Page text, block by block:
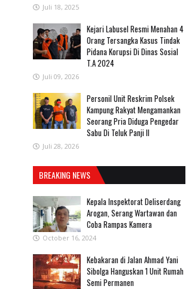
Juli 18, 2025
‎Kejari Labusel Resmi Menahan 4
Orang Tersangka Kasus Tindak
Pidana Korupsi Di Dinas Sosial
T.A 2024
Juli 09, 2026
Personil Unit Reskrim Polsek
Kampung Rakyat Mengamankan
Seorang Pria Diduga Pengedar
Sabu Di Teluk Panji II
Juli 28, 2026
BREAKING NEWS
Kepala Inspektorat Deliserdang
Arogan, Serang Wartawan dan
Coba Rampas Kamera
October 16, 2024
Kebakaran di Jalan Ahmad Yani
Sibolga Hanguskan 1 Unit Rumah
Semi Permanen